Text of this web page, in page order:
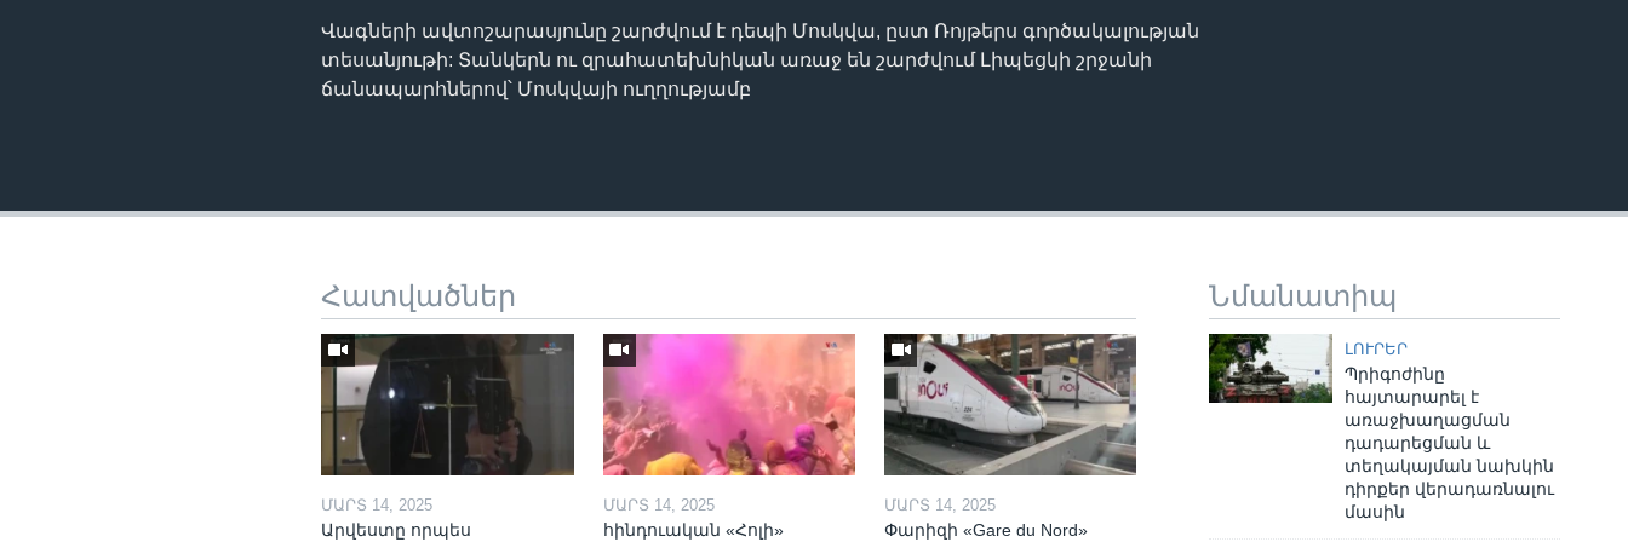
Վագների ավտոշարասյունը շարժվում է դեպի Մոսկվա, ըստ Ռոյթերս գործակալության
տեսանյութի: Տանկերն ու զրահատեխնիկան առաջ են շարժվում Լիպեցկի շրջանի
ճանապարհներով՝ Մոսկվայի ուղղությամբ
Նմանատիպ
ԼՈՒՐԵՐ
Պրիգոժինը
հայտարարել է
առաջխաղացման
դադարեցման և
տեղակայման նախկին
դիրքեր վերադառնալու
մասին
Հատվածներ
ՄԱՐՏ 14, 2025
Արվեստը որպես
ՄԱՐՏ 14, 2025
հինդուական «Հոլի»
ՄԱՐՏ 14, 2025
Փարիզի «Gare du Nord»